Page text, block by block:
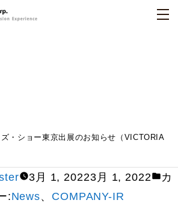
ョー東京出展のお知らせ
社）
ショー東京出展のお知らせ（VICTORIA
3月 1, 20223月 1, 2022
カ
:News、 COMPANY-IR